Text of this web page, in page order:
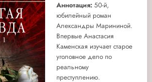
Аннотация:50-й,
юбилейный роман
Александры Марининой.
Впервые Анастасия
Каменская изучает старое
уголовное дело по
реальному
преступлению.